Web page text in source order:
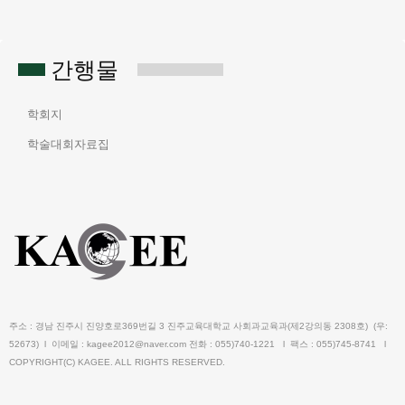
간행물
학회지
학술대회자료집
주소 : 경남 진주시 진양호로369번길 3 진주교육대학교 사회과교육과(제2강의동 2308호) (우:
52673) l 이메일 : kagee2012@naver.com 전화 : 055)740-1221 l 팩스 : 055)745-8741 l
COPYRIGHT(C) KAGEE. ALL RIGHTS RESERVED.